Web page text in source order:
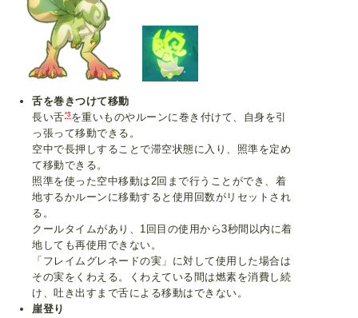
舌を巻きつけて移動
長い舌*3を重いものやルーンに巻き付けて、自身を引
っ張って移動できる。
空中で長押しすることで滞空状態に入り、照準を定め
て移動できる。
照準を使った空中移動は2回まで行うことができ、着
地するかルーンに移動すると使用回数がリセットされ
る。
クールタイムがあり、1回目の使用から3秒間以内に着
地しても再使用できない。
「フレイムグレネードの実」に対して使用した場合は
その実をくわえる。くわえている間は燃素を消費し続
け、吐き出すまで舌による移動はできない。
崖登り